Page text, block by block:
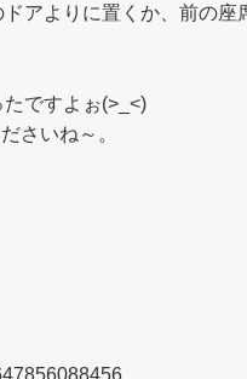
アよりに置くか、前の座
ですよぉ(>_<)
さいね～。